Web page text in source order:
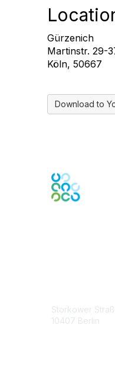
Gürzenich
Martinstr. 29-
Köln, 50667
Download to
Storkower
10407 Berlin